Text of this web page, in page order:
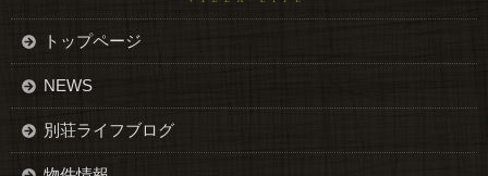
トップページ
NEWS
別荘ライフブログ